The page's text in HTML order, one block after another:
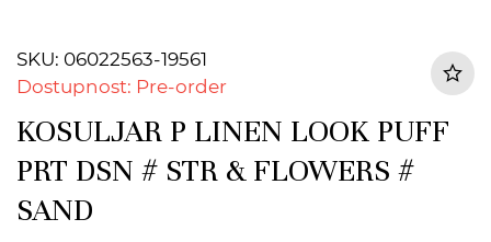
SKU: 06022563-19561
Dostupnost: Pre-order
KOSULJAR P LINEN LOOK PUFF
PRT DSN # STR & FLOWERS #
SAND